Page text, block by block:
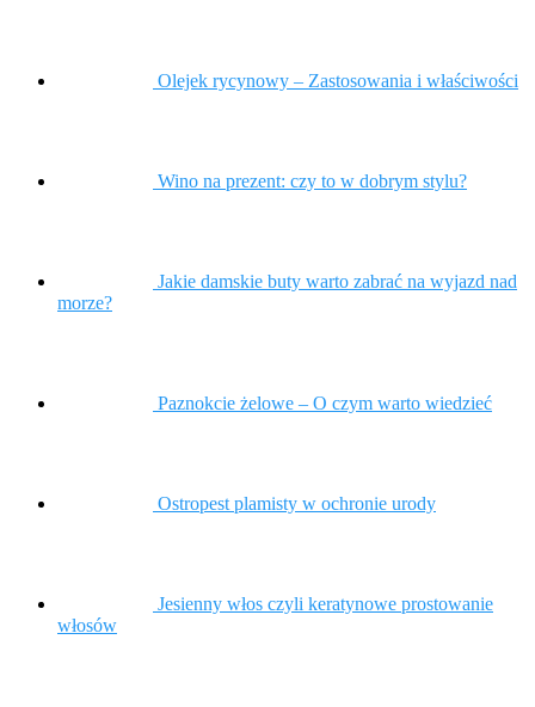
Olejek rycynowy – Zastosowania i właściwości
Wino na prezent: czy to w dobrym stylu?
Jakie damskie buty warto zabrać na wyjazd nad
morze?
Paznokcie żelowe – O czym warto wiedzieć
Ostropest plamisty w ochronie urody
Jesienny włos czyli keratynowe prostowanie
włosów